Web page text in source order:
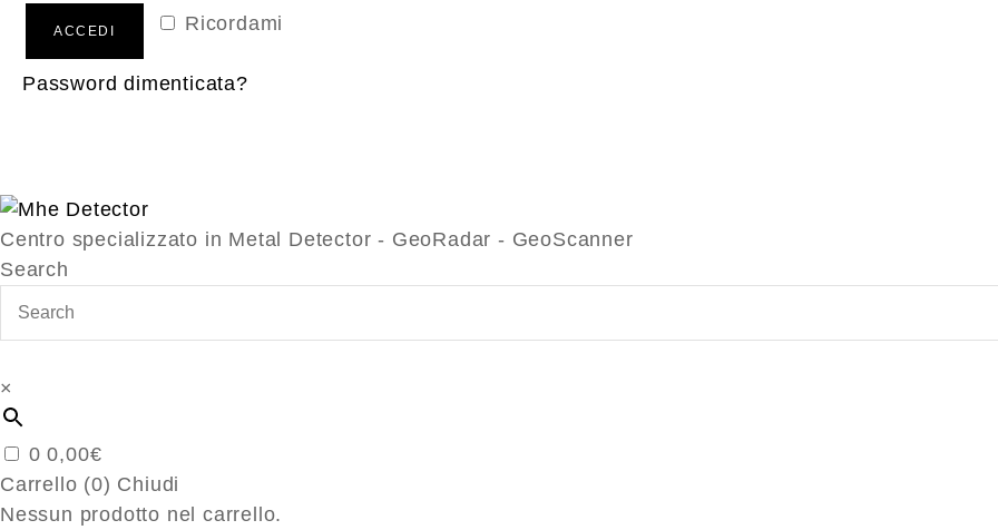
Ricordami
ACCEDI
Password dimenticata?
Centro specializzato in Metal Detector - GeoRadar - GeoScanner
Search
×
00,00€
Carrello (0) Chiudi
Nessun prodotto nel carrello.